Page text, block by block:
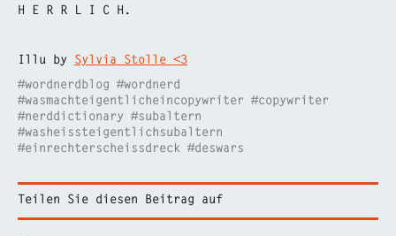
H E R R L I C H.
Illu by Sylvia Stolle <3
#wordnerdblog #wordnerd
#wasmachteigentlicheincopywriter #copywriter
#nerddictionary #subaltern
#washeissteigentlichsubaltern
#einrechterscheissdreck #deswars
Teilen Sie diesen Beitrag auf